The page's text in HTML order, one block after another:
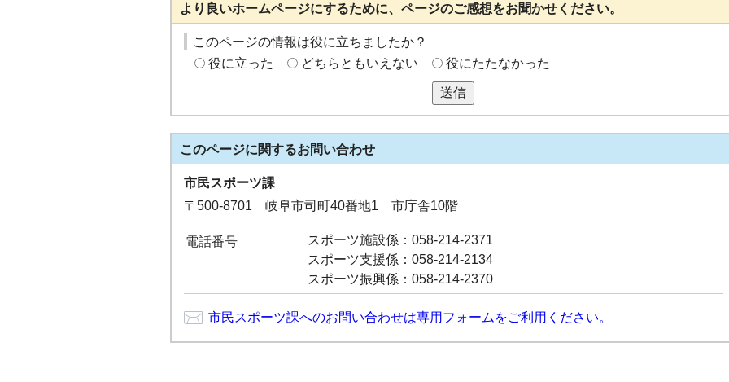
より良いホームページにするために、ページのご感想をお聞かせください。
このページの情報は役に立ちましたか？
役に立った
どちらともいえない 役にたたなかった
送信
このページに関するお問い合わせ
市民スポーツ課
〒500-8701 岐阜市司町40番地1 市庁舎10階
電話番号
スポーツ施設係：058-214-2371
スポーツ支援係：058-214-2134
スポーツ振興係：058-214-2370
市民スポーツ課へのお問い合わせは専用フォームをご利用ください。